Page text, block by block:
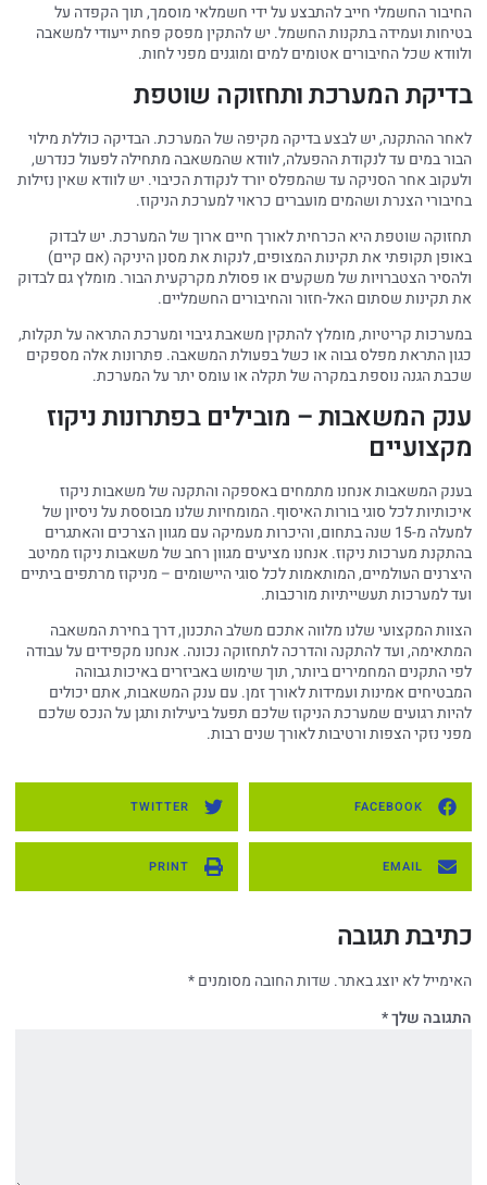
החיבור החשמלי חייב להתבצע על ידי חשמלאי מוסמך, תוך הקפדה על
בטיחות ועמידה בתקנות החשמל. יש להתקין מפסק פחת ייעודי למשאבה
ולוודא שכל החיבורים אטומים למים ומוגנים מפני לחות.
בדיקת המערכת ותחזוקה שוטפת
לאחר ההתקנה, יש לבצע בדיקה מקיפה של המערכת. הבדיקה כוללת מילוי
הבור במים עד לנקודת ההפעלה, לוודא שהמשאבה מתחילה לפעול כנדרש,
ולעקוב אחר הסניקה עד שהמפלס יורד לנקודת הכיבוי. יש לוודא שאין נזילות
בחיבורי הצנרת ושהמים מועברים כראוי למערכת הניקוז.
תחזוקה שוטפת היא הכרחית לאורך חיים ארוך של המערכת. יש לבדוק
באופן תקופתי את תקינות המצופים, לנקות את מסנן היניקה (אם קיים)
ולהסיר הצטברויות של משקעים או פסולת מקרקעית הבור. מומלץ גם לבדוק
את תקינות שסתום האל-חזור והחיבורים החשמליים.
במערכות קריטיות, מומלץ להתקין משאבת גיבוי ומערכת התראה על תקלות,
כגון התראת מפלס גבוה או כשל בפעולת המשאבה. פתרונות אלה מספקים
שכבת הגנה נוספת במקרה של תקלה או עומס יתר על המערכת.
ענק המשאבות – מובילים בפתרונות ניקוז
מקצועיים
בענק המשאבות אנחנו מתמחים באספקה והתקנה של משאבות ניקוז
איכותיות לכל סוגי בורות האיסוף. המומחיות שלנו מבוססת על ניסיון של
למעלה מ-15 שנה בתחום, והיכרות מעמיקה עם מגוון הצרכים והאתגרים
בהתקנת מערכות ניקוז. אנחנו מציעים מגוון רחב של משאבות ניקוז ממיטב
היצרנים העולמיים, המותאמות לכל סוגי היישומים – מניקוז מרתפים ביתיים
ועד למערכות תעשייתיות מורכבות.
הצוות המקצועי שלנו מלווה אתכם משלב התכנון, דרך בחירת המשאבה
המתאימה, ועד להתקנה והדרכה לתחזוקה נכונה. אנחנו מקפידים על עבודה
לפי התקנים המחמירים ביותר, תוך שימוש באביזרים באיכות גבוהה
המבטיחים אמינות ועמידות לאורך זמן. עם ענק המשאבות, אתם יכולים
להיות רגועים שמערכת הניקוז שלכם תפעל ביעילות ותגן על הנכס שלכם
מפני נזקי הצפות ורטיבות לאורך שנים רבות.
FACEBOOK
TWITTER
EMAIL
PRINT
כתיבת תגובה
האימייל לא יוצג באתר. שדות החובה מסומנים*
התגובה שלך*